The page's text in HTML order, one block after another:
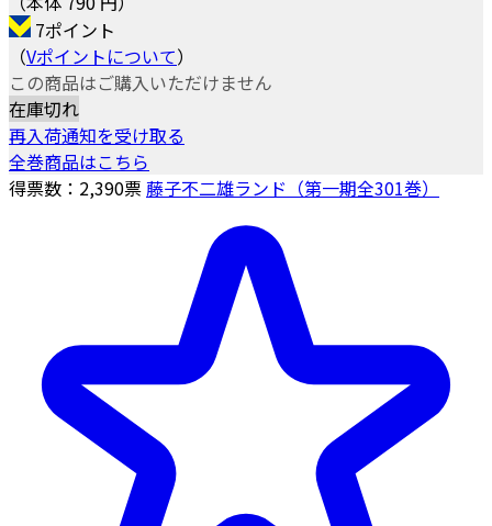
7ポイント
（Vポイントについて）
この商品はご購入いただけません
在庫切れ
再入荷通知を受け取る
全巻商品はこちら
得票数： 2,390票藤子不二雄ランド（第一期全301巻）